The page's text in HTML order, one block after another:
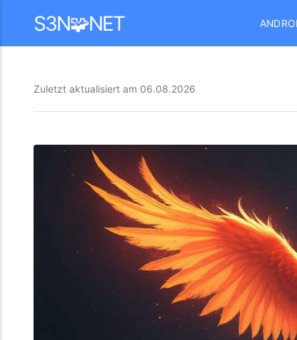
S3N🧩NET
Zuletzt aktualisiert am 06.08.2026